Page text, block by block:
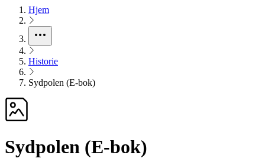
Hjem
Historie
Sydpolen (E-bok)
Sydpolen (E-bok)